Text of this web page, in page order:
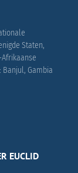
Staten,
Banjul, Gambia
EUCLID